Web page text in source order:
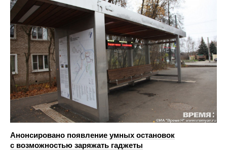
Анонсировано появление умных остановок
с возможностью заряжать гаджеты